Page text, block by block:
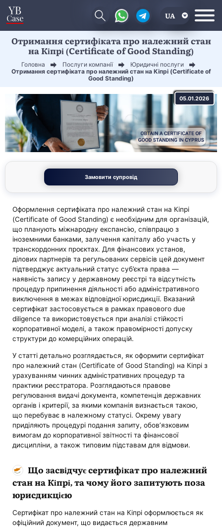
UA
EN
Отримання сертифіката про належний стан
на Кіпрі (Certificate of Good Standing)
Головна Послуги компанії
Юридичні послуги
Отримання сертифіката про належний стан на Кіпрі (Certificate of
Good Standing)
05.01.2026
Замовити супровід
Оформлення сертифіката про належний стан на Кіпрі
(Certificate of Good Standing) є необхідним для організацій,
що планують міжнародну експансію, співпрацю з
іноземними банками, залучення капіталу або участь у
транскордонних проєктах. Для фінансових установ,
ділових партнерів та регульованих сервісів цей документ
підтверджує актуальний статус суб’єкта права —
наявність запису у державному реєстрі та відсутність
процедур припинення діяльності або адміністративного
виключення в межах відповідної юрисдикції. Вказаний
сертифікат застосовується в рамках правового due
diligence та використовується при аналізі стійкості
корпоративної моделі, а також правомірності допуску
структури до комерційних операцій.
У статті детально розглядається, як оформити сертифікат
про належний стан (Certificate of Good Standing) на Кіпрі з
урахуванням чинних адміністративних процедур та
практики реєстратора. Розглядаються правове
регулювання видачі документа, компетенція державних
органів і критерії, за якими компанія визнається такою,
що перебуває в належному статусі. Окрему увагу
приділяють процедурі подання запиту, обов’язковим
вимогам до корпоративної звітності та фінансової
дисципліни, а також типовим підставам для відмови.
Що засвідчує сертифікат про належний
стан на Кіпрі, та чому його запитують поза
юрисдикцією
Сертифікат про належний стан на Кіпрі оформлюється як
офіційний документ, що видається державним